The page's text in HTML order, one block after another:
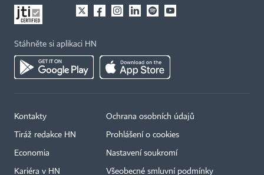
Stáhněte si aplikaci HN
Kontakty
Tiráž redakce HN
Economia
Kariéra v HN
Ochrana osobních údajů
Prohlášení o cookies
Nastavení soukromí
Všeobecné smluvní podmínky